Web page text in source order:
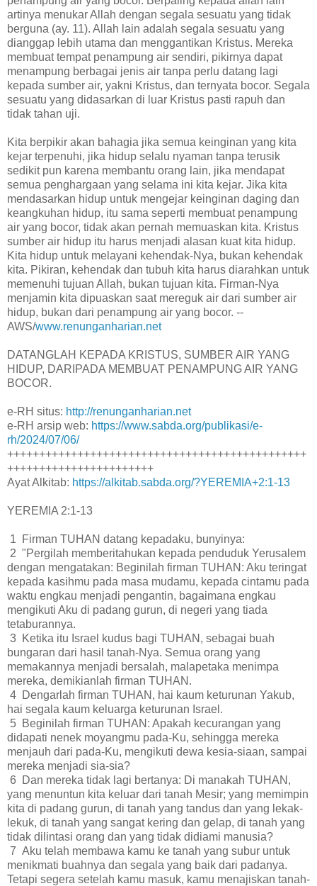
artinya menukar Allah dengan segala sesuatu yang tidak
berguna (ay. 11). Allah lain adalah segala sesuatu yang
dianggap lebih utama dan menggantikan Kristus. Mereka
membuat tempat penampung air sendiri, pikirnya dapat
menampung berbagai jenis air tanpa perlu datang lagi
kepada sumber air, yakni Kristus, dan ternyata bocor. Segala
sesuatu yang didasarkan di luar Kristus pasti rapuh dan
tidak tahan uji.
Kita berpikir akan bahagia jika semua keinginan yang kita
kejar terpenuhi, jika hidup selalu nyaman tanpa terusik
sedikit pun karena membantu orang lain, jika mendapat
semua penghargaan yang selama ini kita kejar. Jika kita
mendasarkan hidup untuk mengejar keinginan daging dan
keangkuhan hidup, itu sama seperti membuat penampung
air yang bocor, tidak akan pernah memuaskan kita. Kristus
sumber air hidup itu harus menjadi alasan kuat kita hidup.
Kita hidup untuk melayani kehendak-Nya, bukan kehendak
kita. Pikiran, kehendak dan tubuh kita harus diarahkan untuk
memenuhi tujuan Allah, bukan tujuan kita. Firman-Nya
menjamin kita dipuaskan saat mereguk air dari sumber air
hidup, bukan dari penampung air yang bocor. --
AWS/www.renunganharian.net
DATANGLAH KEPADA KRISTUS, SUMBER AIR YANG
HIDUP, DARIPADA MEMBUAT PENAMPUNG AIR YANG
BOCOR.
e-RH situs: http://renunganharian.net
e-RH arsip web: https://www.sabda.org/publikasi/e-
rh/2024/07/06/
+++++++++++++++++++++++++++++++++++++++++++++++
+++++++++++++++++++++++
Ayat Alkitab: https://alkitab.sabda.org/?YEREMIA+2:1-13
YEREMIA 2:1-13
1 Firman TUHAN datang kepadaku, bunyinya:
2 "Pergilah memberitahukan kepada penduduk Yerusalem
dengan mengatakan: Beginilah firman TUHAN: Aku teringat
kepada kasihmu pada masa mudamu, kepada cintamu pada
waktu engkau menjadi pengantin, bagaimana engkau
mengikuti Aku di padang gurun, di negeri yang tiada
tetaburannya.
3 Ketika itu Israel kudus bagi TUHAN, sebagai buah
bungaran dari hasil tanah-Nya. Semua orang yang
memakannya menjadi bersalah, malapetaka menimpa
mereka, demikianlah firman TUHAN.
4 Dengarlah firman TUHAN, hai kaum keturunan Yakub,
hai segala kaum keluarga keturunan Israel.
5 Beginilah firman TUHAN: Apakah kecurangan yang
didapati nenek moyangmu pada-Ku, sehingga mereka
menjauh dari pada-Ku, mengikuti dewa kesia-siaan, sampai
mereka menjadi sia-sia?
6 Dan mereka tidak lagi bertanya: Di manakah TUHAN,
yang menuntun kita keluar dari tanah Mesir; yang memimpin
kita di padang gurun, di tanah yang tandus dan yang lekak-
lekuk, di tanah yang sangat kering dan gelap, di tanah yang
tidak dilintasi orang dan yang tidak didiami manusia?
7 Aku telah membawa kamu ke tanah yang subur untuk
menikmati buahnya dan segala yang baik dari padanya.
Tetapi segera setelah kamu masuk, kamu menajiskan tanah-